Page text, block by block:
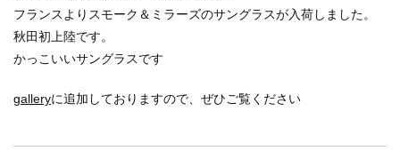
フランスよりスモーク＆ミラーズのサングラスが入荷しました。
秋田初上陸です。
かっこいいサングラスです
galleryに追加しておりますので、ぜひご覧ください